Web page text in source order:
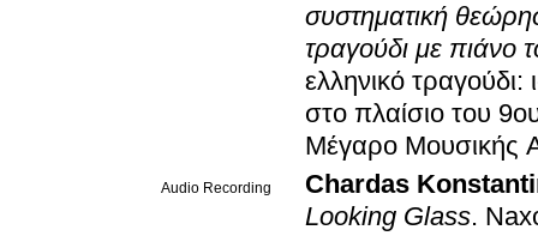
συστηματική
τραγούδι με πιάνο
ελληνικό τραγούδι:
στο πλαίσιο του
Μέγαρο Μουσικής
Audio Recording
Chardas
Looking Glass.